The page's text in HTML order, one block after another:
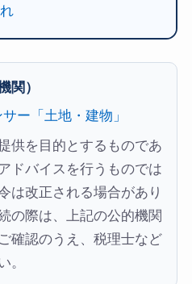
関）
ー「土地・建物」
供を目的とするものであ
ドバイスを行うものでは
は改正される場合があり
の際は、上記の公的機関
確認のうえ、税理士など
。